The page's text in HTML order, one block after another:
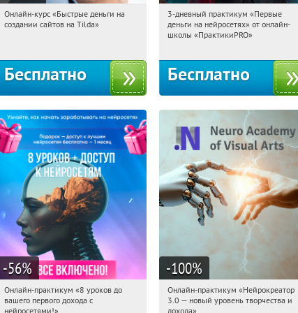
20:28:02 Получили:
Онлайн-курс «Быстрые деньги на
создании сайтов на Tilda»
Бесплатно
20:28:02 Получили:
Россия
3-дневный практикум «Первые
деньги на нейросетях» от онлайн-
школы «ПрактикиPRO»
Бесплатно
-56%
20:28:02 Получили:
Россия
Онлайн-практикум «8 уроков до
вашего первого дохода с
нейросетями!»
-100%
20:28:02 Получили:20
Россия
Онлайн-практикум «Нейрокреатор
3.0 — новый уровень творчества и
дохода»